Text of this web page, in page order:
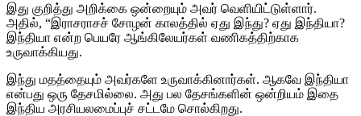
இது குறித்து அறிக்கை ஒன்றையும் அவர் வெளியிட்டுள்ளார்.
அதில், “இராசராசச் சோழன் காலத்தில் ஏது இந்து? ஏது இந்தியா?
இந்தியா என்ற பெயரே ஆங்கிலேயர்கள் வணிகத்திற்காக
உருவாக்கியது.
இந்து மதத்தையும் அவர்களே உருவாக்கினார்கள். ஆகவே இந்தியா
என்பது ஒரு தேசமில்லை. அது பல தேசங்களின் ஒன்றியம் இதை
இந்திய அரசியலமைப்புச் சட்டமே சொல்கிறது.